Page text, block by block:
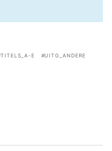
TITELS_A-E UITG_ANDERE